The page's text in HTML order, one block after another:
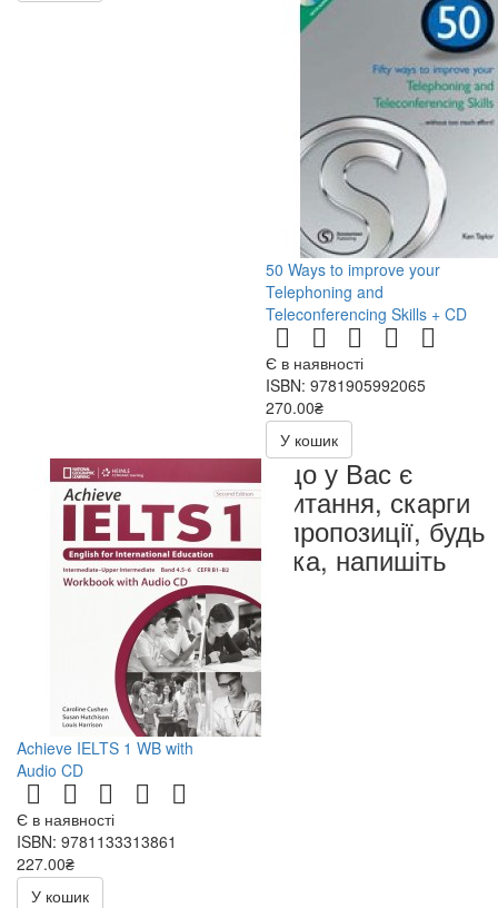
50 Ways to improve your
Telephoning and
Teleconferencing Skills + CD
Є в наявності
ISBN: 9781905992065
270.00₴
540.00₴
У кошик
Achieve IELTS 1 WB with
Audio CD
Є в наявності
ISBN: 9781133313861
227.00₴
454.00₴
У кошик
Якщо у Вас є
запитання, скарги
чи пропозиції, будь
ласка, напишіть
нам